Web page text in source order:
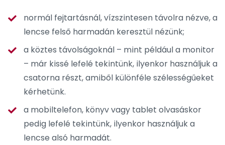
normál fejtartásnál, vízszintesen távolra nézve, a
lencse felső harmadán keresztül nézünk;
a köztes távolságoknál – mint például a monitor
– már kissé lefelé tekintünk, ilyenkor használjuk a
csatorna részt, amiből különféle szélességűeket
kérhetünk.
a mobiltelefon, könyv vagy tablet olvasáskor
pedig lefelé tekintünk, ilyenkor használjuk a
lencse alsó harmadát.